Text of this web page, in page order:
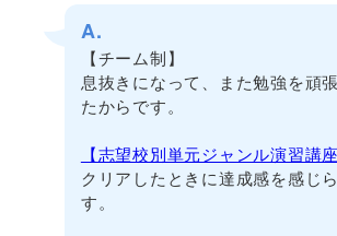
A.
【チーム制】
息抜きになって、また勉強を頑
たからです。
【志望校別単元ジャンル演習講座
クリアしたときに達成感を感じ
す。